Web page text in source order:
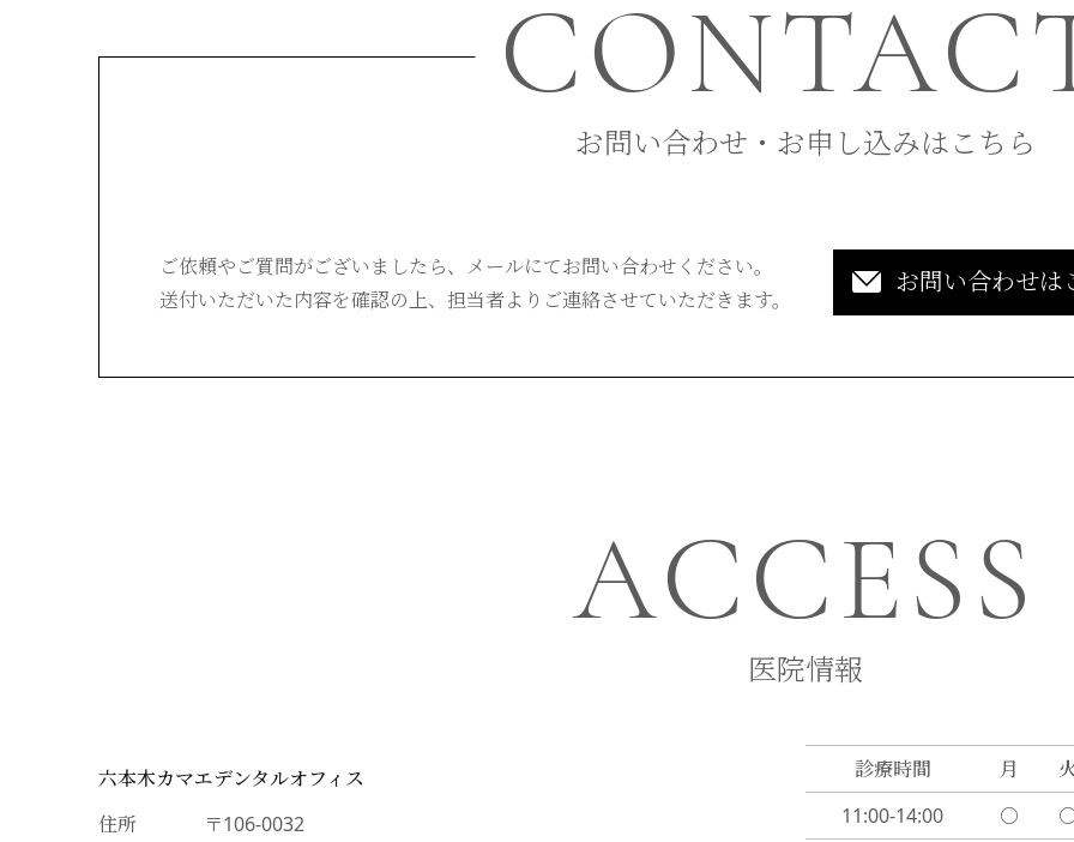
お問い合わせ・お申し込みはこちら
ご依頼やご質問がございましたら、 メールにてお問い合わせください。
送付いただいた内容を確認の上、 担当者よりご連絡させていただきます。
お問い合わせは
ACCESS
医院情報
六本木カマエデンタルオフィス
住所
〒106-0032
診療時間 月
11:00-14:00
〇